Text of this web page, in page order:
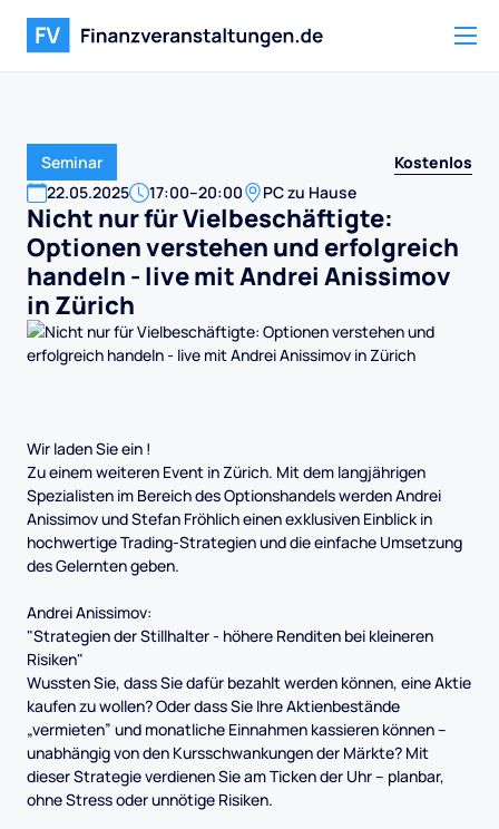
Seminar
Kostenlos
22.05.2025 17:00–20:00 PC zu Hause
Nicht nur für Vielbeschäftigte:
Optionen verstehen und erfolgreich
handeln - live mit Andrei Anissimov
in Zürich
Wir laden Sie ein !
Zu einem weiteren Event in Zürich. Mit dem langjährigen
Spezialisten im Bereich des Optionshandels werden Andrei
Anissimov und Stefan Fröhlich einen exklusiven Einblick in
hochwertige Trading-Strategien und die einfache Umsetzung
des Gelernten geben.
Andrei Anissimov:
"Strategien der Stillhalter - höhere Renditen bei kleineren
Risiken"
Wussten Sie, dass Sie dafür bezahlt werden können, eine Aktie
kaufen zu wollen? Oder dass Sie Ihre Aktienbestände
„vermieten” und monatliche Einnahmen kassieren können –
unabhängig von den Kursschwankungen der Märkte? Mit
dieser Strategie verdienen Sie am Ticken der Uhr – planbar,
ohne Stress oder unnötige Risiken.